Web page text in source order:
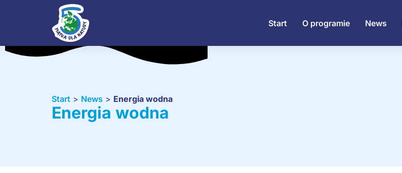
Start O programie News
Start > News > Energia wodna
Energia wodna